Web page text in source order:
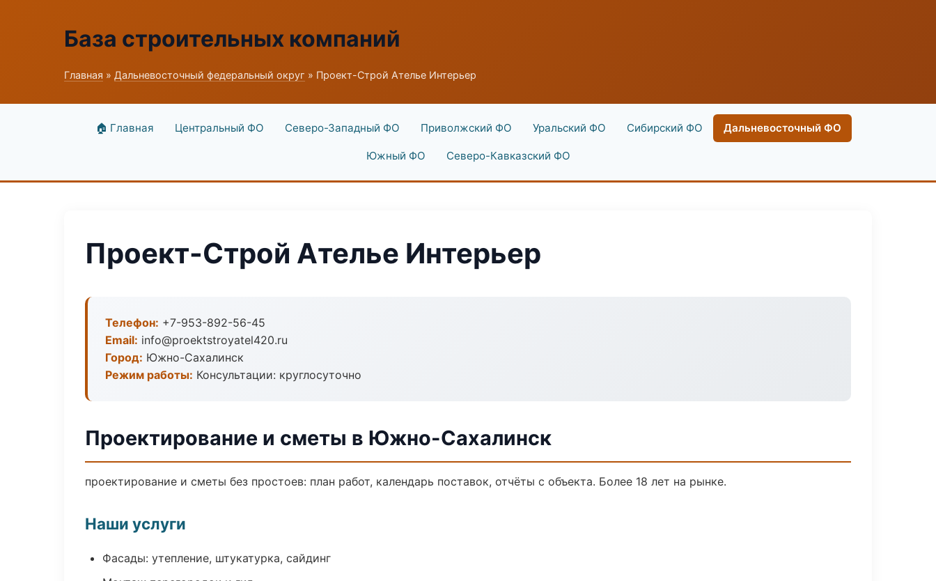
База строительных компаний
Главная » Дальневосточный федеральный округ » Проект-Строй Ателье Интерьер
🏠 Главная Центральный ФО Северо-Западный ФО Приволжский ФО Уральский ФО Сибирский ФО Дальневосточный ФО
Южный ФО Северо-Кавказский ФО
Проект-Строй Ателье Интерьер
Телефон: +7-953-892-56-45
Email: info@proektstroyatel420.ru
Город: Южно-Сахалинск
Режим работы: Консультации: круглосуточно
Проектирование и сметы в Южно-Сахалинск
проектирование и сметы без простоев: план работ, календарь поставок, отчёты с объекта. Более 18 лет на рынке.
Наши услуги
Фасады: утепление, штукатурка, сайдинг